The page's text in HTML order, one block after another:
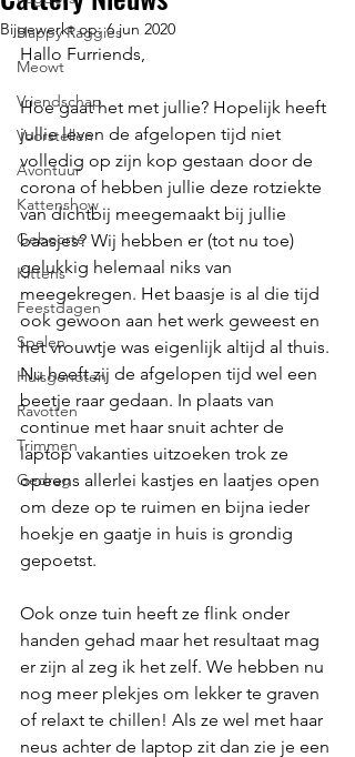
Happy Raggies
Meowt
Vriendschap
Voorstellen
Avontuur
Kattenshow
Geboorte
Kittens
Feestdagen
Spelen
Huisgenoten
Ravotten
Trimmen
Gedrag
Bijgewerkt op:6 jun 2020
Hallo Furriends,
Hoe gaat het met jullie? Hopelijk heeft
jullie leven de afgelopen tijd niet
volledig op zijn kop gestaan door de
corona of hebben jullie deze rotziekte
van dichtbij meegemaakt bij jullie
baasjes? Wij hebben er (tot nu toe)
gelukkig helemaal niks van
meegekregen. Het baasje is al die tijd
ook gewoon aan het werk geweest en
het vrouwtje was eigenlijk altijd al thuis.
Nu heeft zij de afgelopen tijd wel een
beetje raar gedaan. In plaats van
continue met haar snuit achter de
laptop vakanties uitzoeken trok ze
opeens allerlei kastjes en laatjes open
om deze op te ruimen en bijna ieder
hoekje en gaatje in huis is grondig
gepoetst.
Ook onze tuin heeft ze flink onder
handen gehad maar het resultaat mag
er zijn al zeg ik het zelf. We hebben nu
nog meer plekjes om lekker te graven
of relaxt te chillen! Als ze wel met haar
neus achter de laptop zit dan zie je een